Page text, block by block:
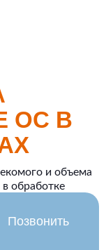
Позвонить
ОС В
и объема
обработке